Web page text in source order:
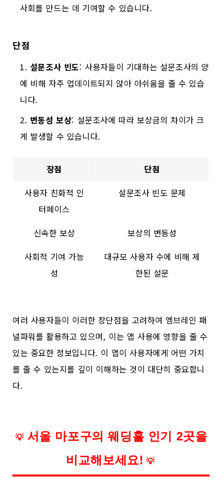
사회를 만드는 데 기여할 수 있습니다.
단점
설문조사 빈도: 사용자들이 기대하는 설문조사의 양
에 비해 자주 업데이트되지 않아 아쉬움을 줄 수 있습
니다.
변동성 보상: 설문조사에 따라 보상금의 차이가 크
게 발생할 수 있습니다.
장점
단점
사용자 친화적 인
터페이스
설문조사 빈도 문제
신속한 보상
보상의 변동성
사회적 기여 가능
성
대규모 사용자 수에 비해 제
한된 설문
여러 사용자들이 이러한 장단점을 고려하여 엠브레인 패
널파워를 활용하고 있으며, 이는 앱 사용에 영향을 줄 수
있는 중요한 정보입니다. 이 앱이 사용자에게 어떤 가치
를 줄 수 있는지를 깊이 이해하는 것이 대단히 중요합니
다.
💡 서울 마포구의 웨딩홀 인기 2곳을
비교해보세요! 💡